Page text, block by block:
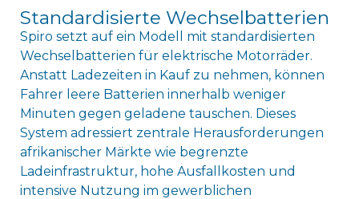
Standardisierte Wechselbatterien
Spiro setzt auf ein Modell mit standardisierten
Wechselbatterien für elektrische Motorräder.
Anstatt Ladezeiten in Kauf zu nehmen, können
Fahrer leere Batterien innerhalb weniger
Minuten gegen geladene tauschen. Dieses
System adressiert zentrale Herausforderungen
afrikanischer Märkte wie begrenzte
Ladeinfrastruktur, hohe Ausfallkosten und
intensive Nutzung im gewerblichen